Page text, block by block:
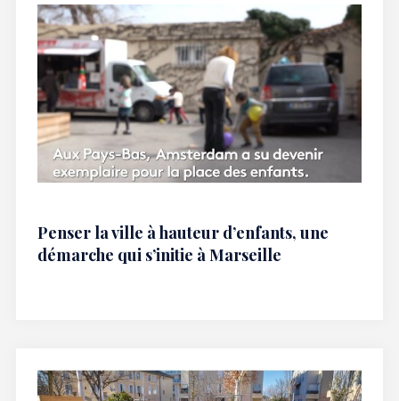
Penser la ville à hauteur d’enfants, une
démarche qui s’initie à Marseille